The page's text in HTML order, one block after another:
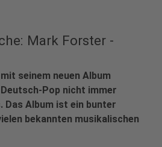
Mark Forster -
seinem neuen Album
Pop nicht immer
Das Album ist ein bunter
bekannten musikalischen